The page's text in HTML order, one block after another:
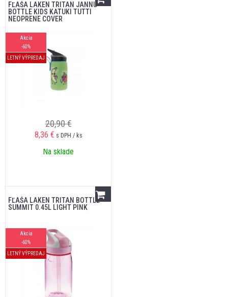
FĽAŠA LAKEN TRITAN JANNU
BOTTLE KIDS KATUKI TUTTI
NEOPRENE COVER
Akcia
-60%
LETNÝ VÝPREDAJ
20,90 €
8,36 € s DPH / ks
Na sklade
FĽAŠA LAKEN TRITAN BOTTLE
SUMMIT 0.45L LIGHT PINK
Akcia
-60%
LETNÝ VÝPREDAJ